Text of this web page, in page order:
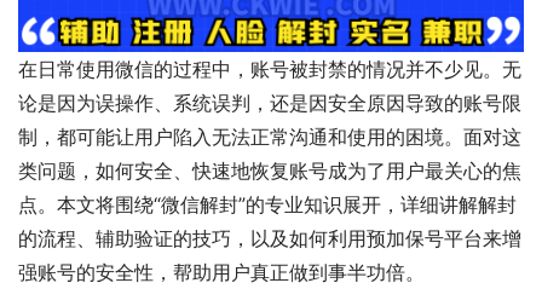
在日常使用微信的过程中，账号被封禁的情况并不少见。无
论是因为误操作、系统误判，还是因安全原因导致的账号限
制，都可能让用户陷入无法正常沟通和使用的困境。面对这
类问题，如何安全、快速地恢复账号成为了用户最关心的焦
点。本文将围绕“微信解封”的专业知识展开，详细讲解解封
的流程、辅助验证的技巧，以及如何利用预加保号平台来增
强账号的安全性，帮助用户真正做到事半功倍。